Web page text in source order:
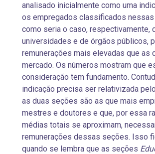
analisado inicialmente como uma
os empregados classificados
como seria o caso, respectivamente,
universidades e de órgãos públicos,
remunerações mais elevadas que as
mercado. Os números mostram que
consideração tem fundamento.
indicação precisa ser relativizada
as duas seções são as que mais
mestres e doutores e que, por essa
médias totais se aproximam,
remunerações dessas seções. Isso
quando se lembra que as seções